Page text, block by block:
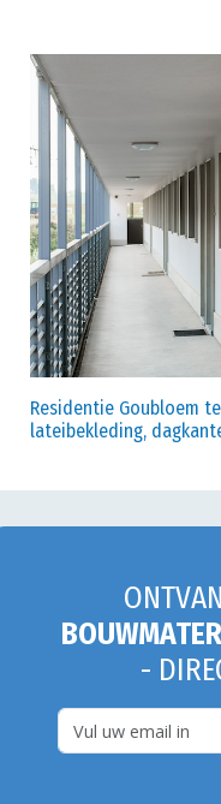
Residentie Goubloem
lateibekleding,
-